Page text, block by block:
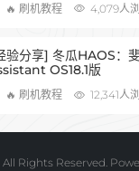
🔥 刷机教程 4,079人
验分享] 冬瓜HAOS：
OS18.1版
🔥 刷机教程 12,341人
Rights Reserved.